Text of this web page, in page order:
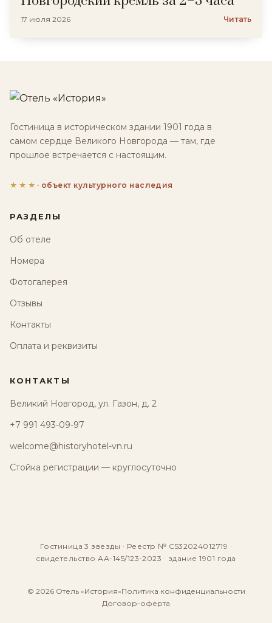
17 июля 2026 Читать
Гостиница в историческом здании 1901 года в
самом сердце Великого Новгорода — там, где
прошлое встречается с настоящим.
★★★ · объект культурного наследия
РАЗДЕЛЫ
Об отеле
Номера
Фотогалерея
Отзывы
Контакты
Оплата и реквизиты
КОНТАКТЫ
Великий Новгород, ул. Газон, д. 2
+7 991 493-09-97
welcome@historyhotel-vn.ru
Стойка регистрации — круглосуточно
Гостиница 3 звезды · Реестр № С532024012719 ·
свидетельство АА-145/123-2023 · здание 1901 года
© 2026 Отель «История»Политика конфиденциальности
Договор-оферта